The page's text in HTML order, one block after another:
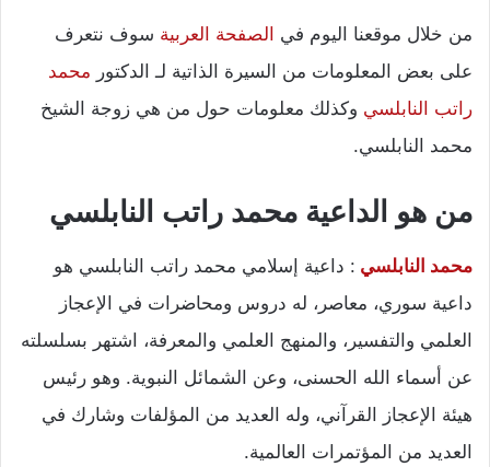
من خلال موقعنا اليوم في الصفحة العربية سوف نتعرف
على بعض المعلومات من السيرة الذاتية لـ الدكتور محمد
راتب النابلسي وكذلك معلومات حول من هي زوجة الشيخ
محمد النابلسي.
من هو الداعية محمد راتب النابلسي
محمد النابلسي : داعية إسلامي محمد راتب النابلسي هو
داعية سوري، معاصر، له دروس ومحاضرات في الإعجاز
العلمي والتفسير، والمنهج العلمي والمعرفة، اشتهر بسلسلته
عن أسماء الله الحسنى، وعن الشمائل النبوية. وهو رئيس
هيئة الإعجاز القرآني، وله العديد من المؤلفات وشارك في
العديد من المؤتمرات العالمية.